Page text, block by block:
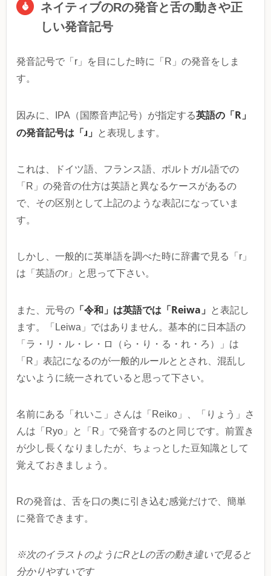
ネイティブのRの発音と舌の動きや正
しい発音記号
発音記号で「r」を目にした時に「R」の発音をしま
す。
因みに、IPA（国際音声記号）が指定する英語の「R」
の発音記号は「ɹ」
と表現します。
これは、ドイツ語、フランス語、ポルトガル語での
「R」の発音の仕方は英語と異なるケースがあるの
で、その区別として上記のような表記になっていま
す。
しかし、一般的に英単語を調べた時に辞書で見る「r」
は「英語のr」と思って下さい。
また、元号の 「令和」は英語では「Reiwa」
と表記し
ます。「Leiwa」ではありません。基本的に日本語の
「ラ・リ・ル・レ・ロ（ら・り・る・れ・ろ）」は
「R」表記になるのが一般的ルールととされ、混乱し
ないように統一されていると思って下さい。
名前にある「れいこ」さんは「Reiko」、「りょう」さ
んは「Ryo」と「R」で発音するのと同じです。前置き
が少し長くなりましたが、ちょっとした豆知識として
覚えておきましょう。
Rの発音は、舌を口の奥に引き込む感覚だけで、簡単
に発音できます。
※次のイラストのようにRとLの舌の動き違いで見ると
分かりやすいです